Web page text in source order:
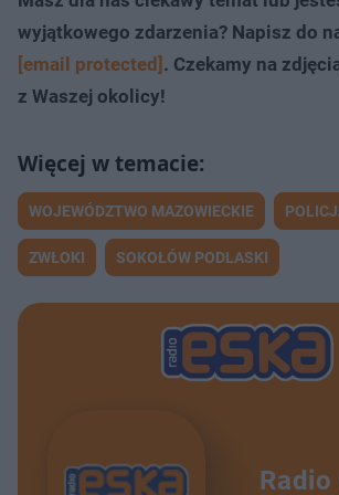
wyjątkowego zdarzenia? Napisz do
[email protected] . Czekamy na
z Waszej okolicy!
WOJEWÓDZTWO MAZOWIECKIE
ZWŁOKI SOKOŁÓW PODLASKI
Radio